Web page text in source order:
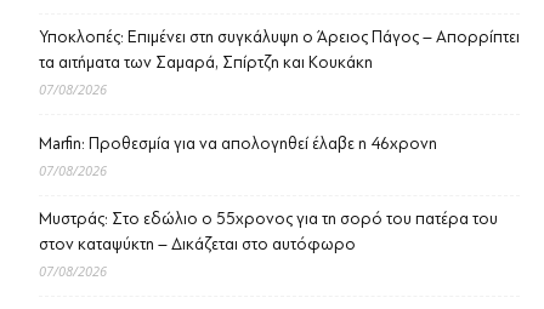
Υποκλοπές: Επιμένει στη συγκάλυψη ο Άρειος Πάγος – Απορρίπτει
τα αιτήματα των Σαμαρά, Σπίρτζη και Κουκάκη
07/08/2026
Marfin: Προθεσμία για να απολογηθεί έλαβε η 46χρονη
07/08/2026
Μυστράς: Στο εδώλιο ο 55χρονος για τη σορό του πατέρα του
στον καταψύκτη – Δικάζεται στο αυτόφωρο
07/08/2026